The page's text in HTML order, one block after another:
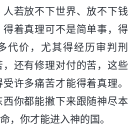
若放不下世界、放不下钱
着真理可不是简单事，得
代价，尤其得经历审判刑
还有修理对付的苦，这些
许多痛苦才能得着真理。
你都能撇下来跟随神尽本
，你才能进入神的国。